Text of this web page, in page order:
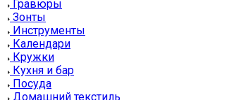
Гравюры
Зонты
Инструменты
Календари
Кружки
Кухня и бар
Посуда
Домашний текстиль